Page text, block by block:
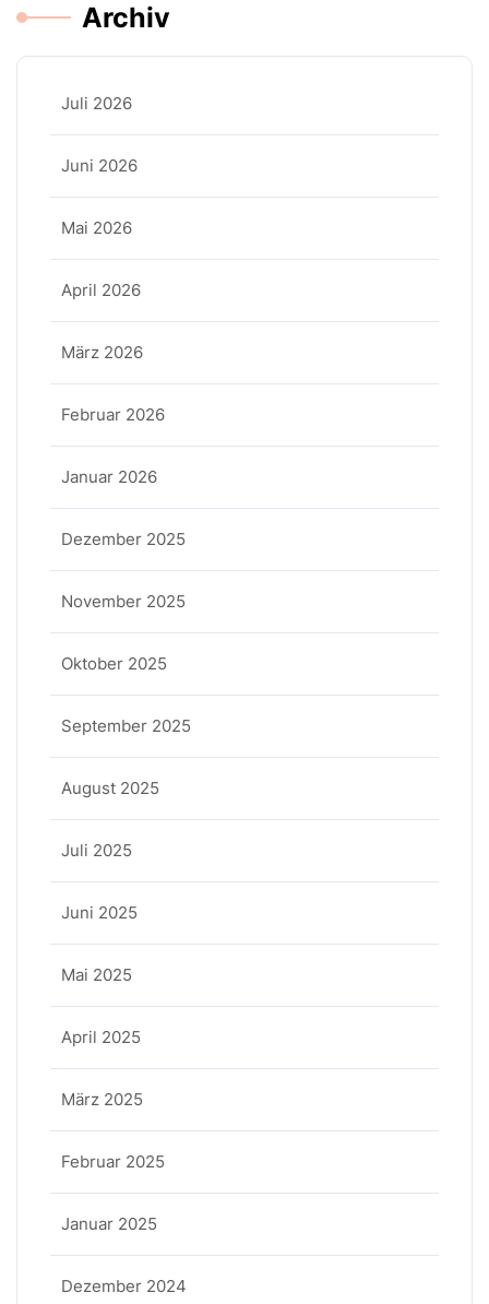
Archiv
Juli 2026
Juni 2026
Mai 2026
April 2026
März 2026
Februar 2026
Januar 2026
Dezember 2025
November 2025
Oktober 2025
September 2025
August 2025
Juli 2025
Juni 2025
Mai 2025
April 2025
März 2025
Februar 2025
Januar 2025
Dezember 2024